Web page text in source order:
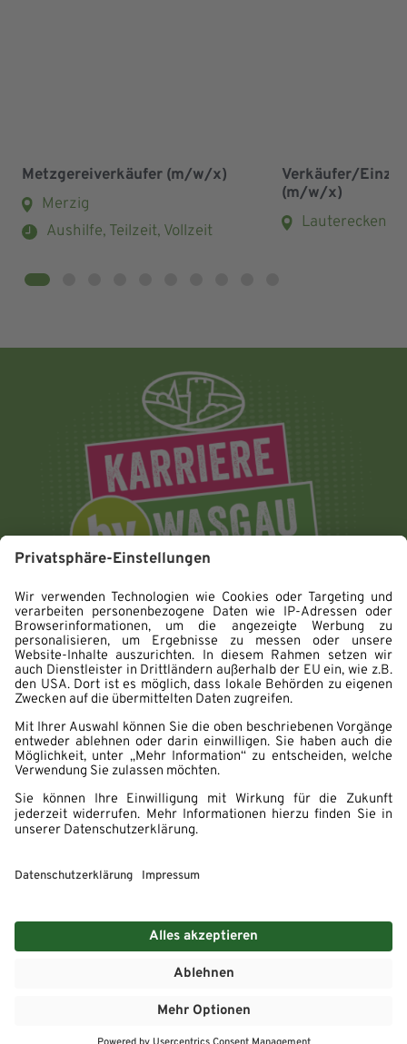
Metzgereiverkäufer (m/w/x)
Merzig
Aushilfe, Teilzeit, Vollzeit
Verkäufer/
(m/w/x)
Lauterecken
Impressum
Datenschutz
Erklärung zur Barrierefreiheit
Cookie Einstellungen
© 2026 - WASGAU AG - Karriere